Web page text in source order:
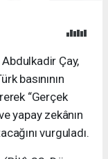
Çay,
basınının
“Gerçek
yapay zekânın
vurguladı.